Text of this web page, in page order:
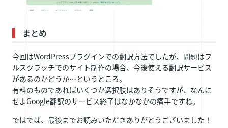
まとめ
今回はWordPressプラグインでの翻訳方法でしたが、問題はフ
ルスクラッチでのサイト制作の場合、今後使える翻訳サービス
があるのかどうか…というところ。
有料のものであればいくつか選択肢はありそうですが、なんに
せよGoogle翻訳のサービス終了はなかなかの痛手ですね。
ではでは、最後までお読みいただきありがとうございました！